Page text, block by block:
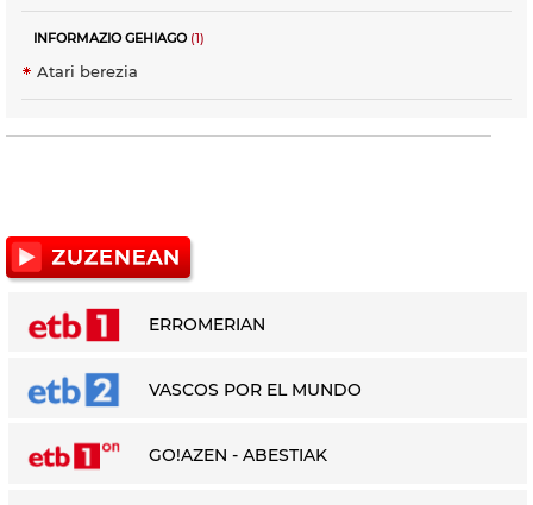
INFORMAZIO GEHIAGO(1)
Atari berezia
ERROMERIAN
VASCOS POR EL MUNDO
GO!AZEN - ABESTIAK